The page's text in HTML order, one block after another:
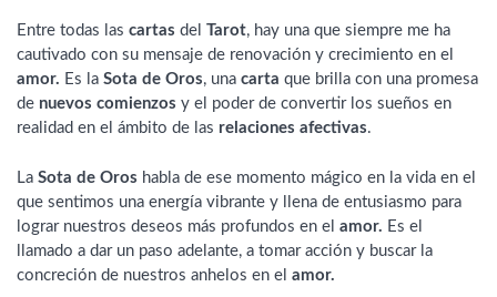
Entre todas las cartas del Tarot, hay una que siempre me ha
cautivado con su mensaje de renovación y crecimiento en el
amor. Es la Sota de Oros, una carta que brilla con una promesa
de nuevos comienzos y el poder de convertir los sueños en
realidad en el ámbito de las relaciones afectivas.
La Sota de Oros habla de ese momento mágico en la vida en el
que sentimos una energía vibrante y llena de entusiasmo para
lograr nuestros deseos más profundos en el amor. Es el
llamado a dar un paso adelante, a tomar acción y buscar la
concreción de nuestros anhelos en el amor.